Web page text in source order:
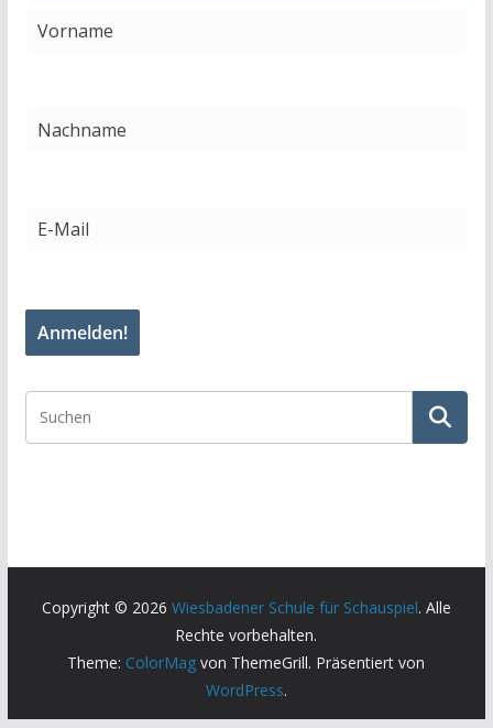
Copyright © 2026 Wiesbadener Schule für Schauspiel. Alle
Rechte vorbehalten.
Theme: ColorMag von ThemeGrill. Präsentiert von
WordPress.